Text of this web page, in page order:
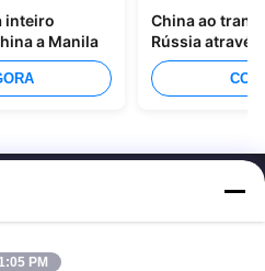
inteiro
a Manila
China ao
Rússia através
PM